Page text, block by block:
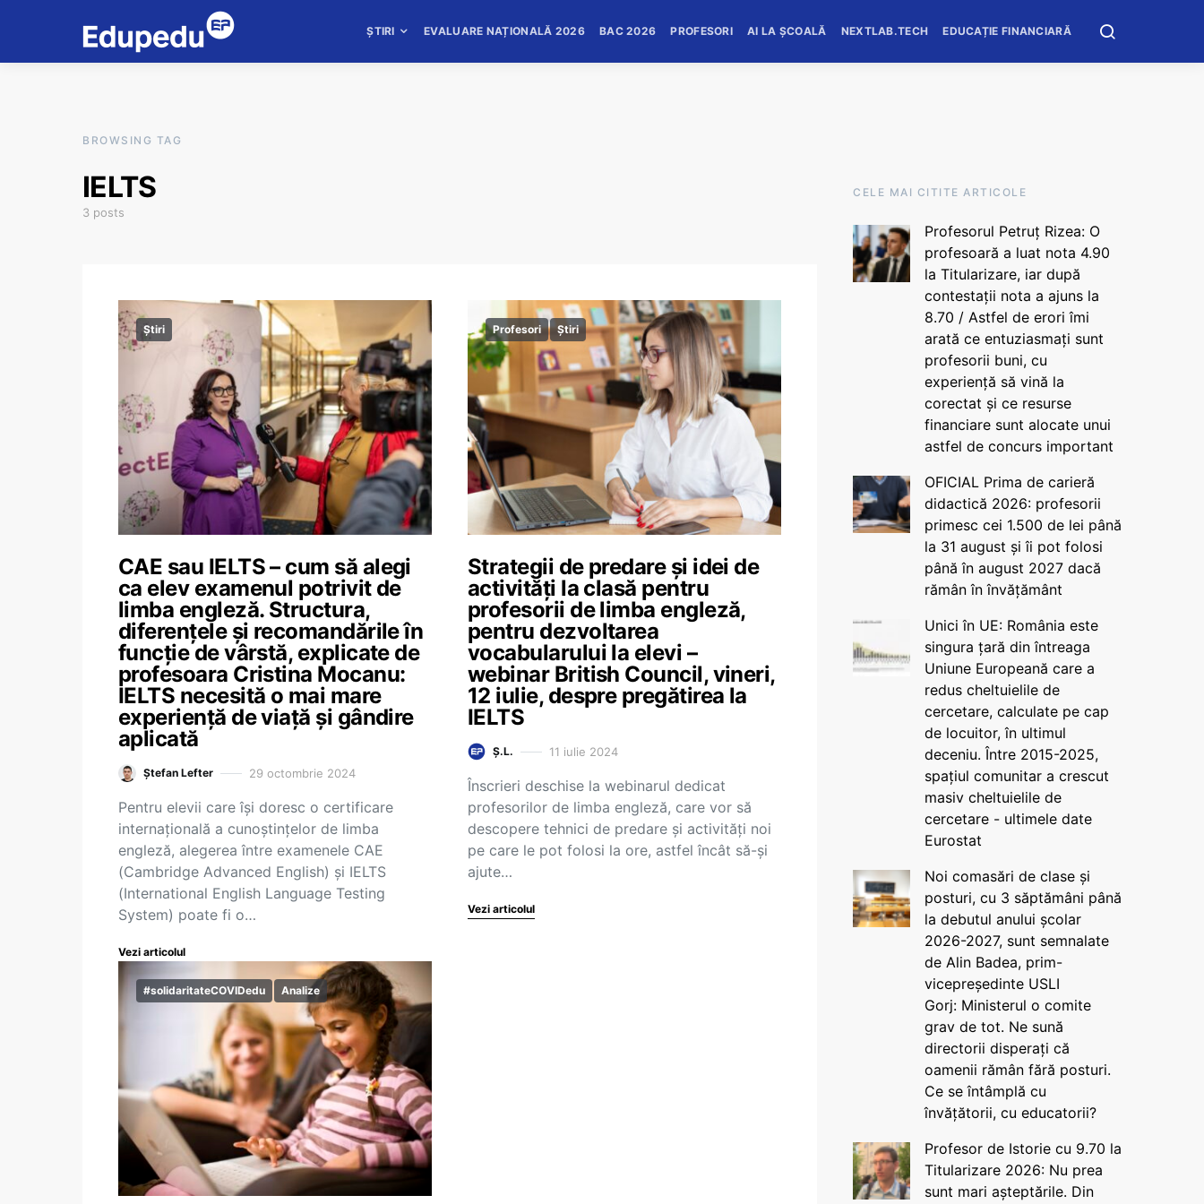
ȘTIRI EVALUARE NAȚIONALĂ 2026 BAC 2026 PROFESORI AI LA ȘCOALĂ NEXTLAB.TECH EDUCAȚIE FINANCIARĂ
BROWSING TAG
IELTS
3 posts
Știri
CAE sau IELTS – cum să alegi
ca elev examenul potrivit de
limba engleză. Structura,
diferențele și recomandările în
funcție de vârstă, explicate de
profesoara Cristina Mocanu:
IELTS necesită o mai mare
experiență de viață și gândire
aplicată
Ștefan Lefter 29 octombrie 2024
Pentru elevii care își doresc o certificare
internațională a cunoștințelor de limba
engleză, alegerea între examenele CAE
(Cambridge Advanced English) și IELTS
(International English Language Testing
System) poate fi o…
Vezi articolul
Profesori Știri
Strategii de predare și idei de
activități la clasă pentru
profesorii de limba engleză,
pentru dezvoltarea
vocabularului la elevi –
webinar British Council, vineri,
12 iulie, despre pregătirea la
IELTS
Ș.L. 11 iulie 2024
Înscrieri deschise la webinarul dedicat
profesorilor de limba engleză, care vor să
descopere tehnici de predare și activități noi
pe care le pot folosi la ore, astfel încât să-și
ajute…
Vezi articolul
#solidaritateCOVIDedu Analize
CELE MAI CITITE ARTICOLE
Profesorul Petruț Rizea: O
profesoară a luat nota 4.90
la Titularizare, iar după
contestații nota a ajuns la
8.70 / Astfel de erori îmi
arată ce entuziasmați sunt
profesorii buni, cu
experiență să vină la
corectat și ce resurse
financiare sunt alocate unui
astfel de concurs important
OFICIAL Prima de carieră
didactică 2026: profesorii
primesc cei 1.500 de lei până
la 31 august și îi pot folosi
până în august 2027 dacă
rămân în învățământ
Unici în UE: România este
singura țară din întreaga
Uniune Europeană care a
redus cheltuielile de
cercetare, calculate pe cap
de locuitor, în ultimul
deceniu. Între 2015-2025,
spațiul comunitar a crescut
masiv cheltuielile de
cercetare - ultimele date
Eurostat
Noi comasări de clase și
posturi, cu 3 săptămâni până
la debutul anului școlar
2026-2027, sunt semnalate
de Alin Badea, prim-
vicepreședinte USLI
Gorj: Ministerul o comite
grav de tot. Ne sună
directorii disperați că
oamenii rămân fără posturi.
Ce se întâmplă cu
învățătorii, cu educatorii?
Profesor de Istorie cu 9.70 la
Titularizare 2026: Nu prea
sunt mari așteptările. Din